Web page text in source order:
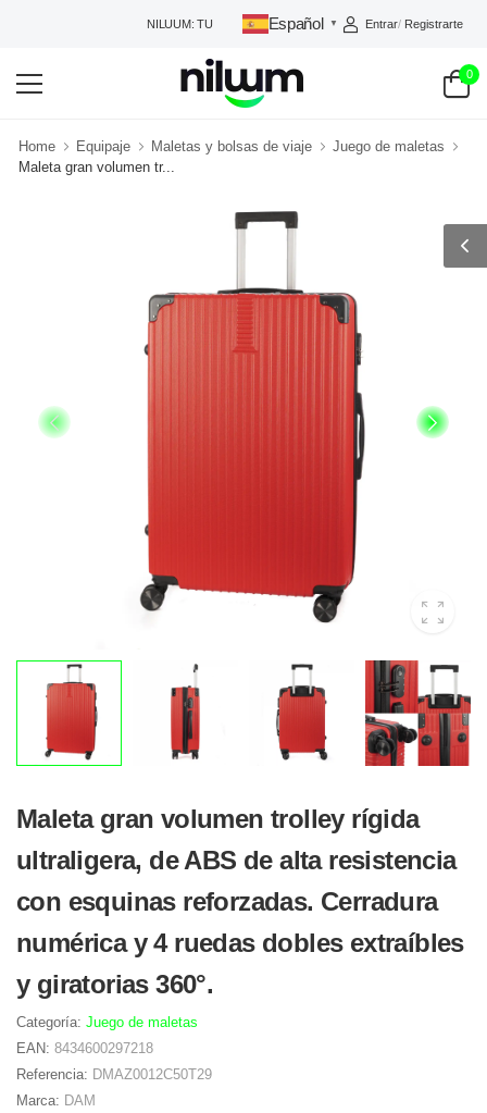
NILUUM: TU TIENDA DE CONFIANZA
Español ▼ Entrar/ Registrarte
0
Home Equipaje Maletas y bolsas de viaje
Juego de maletas
Maleta gran volumen tr...
Maleta gran volumen trolley rígida
ultraligera, de ABS de alta resistencia
con esquinas reforzadas. Cerradura
numérica y 4 ruedas dobles extraíbles
y giratorias 360°.
Categoría: Juego de maletas
EAN: 8434600297218
Referencia: DMAZ0012C50T29
Marca: DAM